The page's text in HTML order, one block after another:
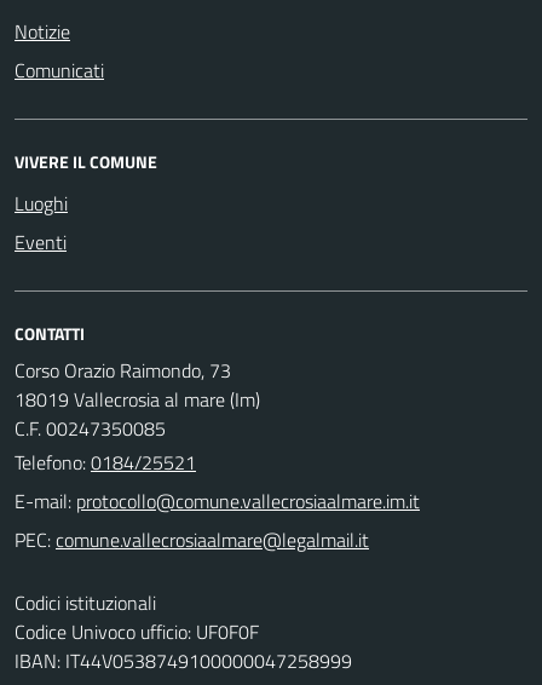
Notizie
Comunicati
VIVERE IL COMUNE
Luoghi
Eventi
CONTATTI
Corso Orazio Raimondo, 73
18019 Vallecrosia al mare (Im)
C.F. 00247350085
Telefono:0184/25521
E-mail:
PEC:
Codici istituzionali
Codice Univoco ufficio: UF0F0F
IBAN: IT44V0538749100000047258999